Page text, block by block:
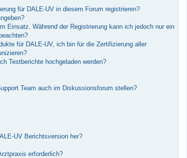
für DALE-UV in diesem Forum registrieren?
Einsatz. Während der Registrierung kann ich jedoch nur ein
für DALE-UV, ich bin für die Zertifizierung aller
Testberichte hochgeladen werden?
Team auch im Diskussionsforum stellen?
UV Berichtsversion her?
erforderlich?